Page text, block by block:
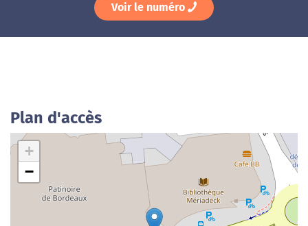
Voir le numéro
Plan d'accès
+
−